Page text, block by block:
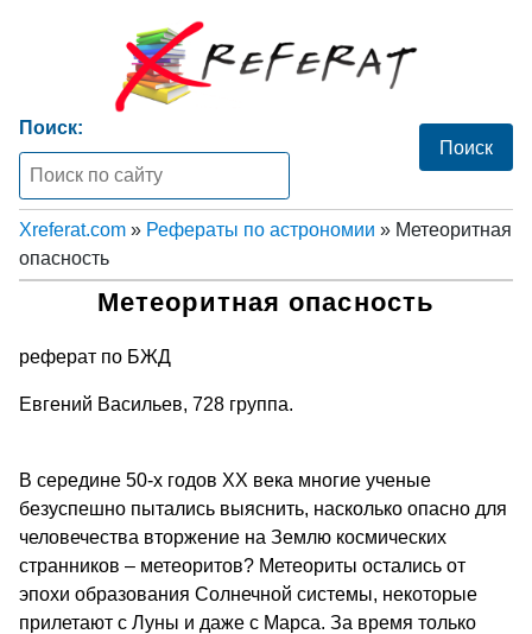
Поиск:
Xreferat.com » Рефераты по астрономии » Метеоритная
опасность
Метеоритная опасность
реферат по БЖД
Евгений Васильев, 728 группа.
В середине 50-х годов XX века многие ученые
безуспешно пытались выяснить, насколько опасно для
человечества вторжение на Землю космических
странников – метеоритов? Метеориты остались от
эпохи образования Солнечной системы, некоторые
прилетают с Луны и даже с Марса. За время только